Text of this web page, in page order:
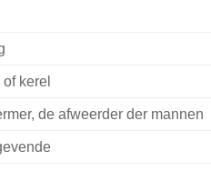
kerel
de afweerder der mannen